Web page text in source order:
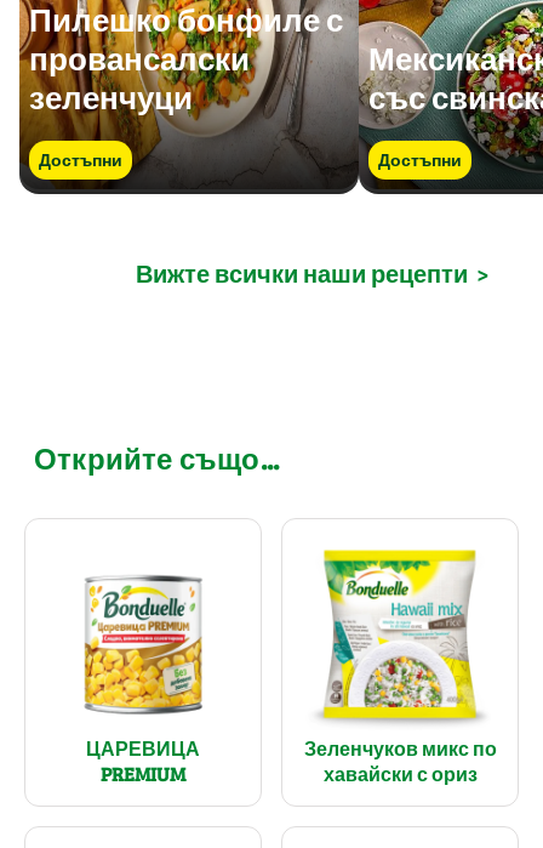
Пилешко бонфиле с
провансалски
зеленчуци
Достъпни
със
Достъпни
Вижте всички наши рецепти >
Открийте също...
ЦАРЕВИЦА
PREMIUM
Зеленчуков микс по
хавайски с ориз